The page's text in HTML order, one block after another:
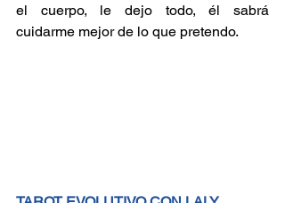
el cuerpo, le dejo todo, él sabrá
cuidarme mejor de lo que pretendo.